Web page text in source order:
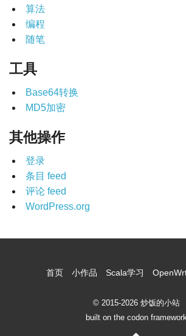
算法
编程
随笔
工具
Base64转换
MD5加密
其他操作
登录
条目 feed
评论 feed
WordPress.org
首页 小作品 Scala学习
© 2015-2026 炒饭的小站
built on the codon